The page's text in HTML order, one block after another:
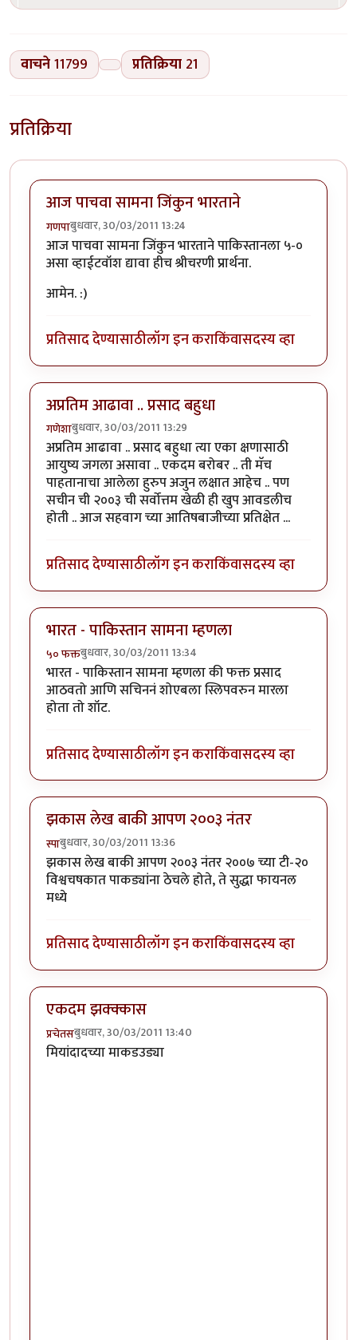
वाचने11799 प्रतिक्रिया 21
प्रतिक्रिया
आज पाचवा सामना जिंकुन भारताने
गणपाबुधवार, 30/03/2011 13:24
आज पाचवा सामना जिंकुन भारताने पाकिस्तानला ५-०
असा व्हाईटवॉश द्यावा हीच श्रीचरणी प्रार्थना.
आमेन. :)
प्रतिसाद देण्यासाठीलॉग इन कराकिंवासदस्य व्हा
अप्रतिम आढावा .. प्रसाद बहुधा
गणेशाबुधवार, 30/03/2011 13:29
अप्रतिम आढावा .. प्रसाद बहुधा त्या एका क्षणासाठी
आयुष्य जगला असावा .. एकदम बरोबर .. ती मॅच
पाहतानाचा आलेला हुरुप अजुन लक्षात आहेच .. पण
सचीन ची २००३ ची सर्वोत्तम खेळी ही खुप आवडलीच
होती .. आज सहवाग च्या आतिषबाजीच्या प्रतिक्षेत ...
प्रतिसाद देण्यासाठीलॉग इन कराकिंवासदस्य व्हा
भारत - पाकिस्तान सामना म्हणला
५० फक्तबुधवार, 30/03/2011 13:34
भारत - पाकिस्तान सामना म्हणला की फक्त प्रसाद
आठवतो आणि सचिननं शोएबला स्लिपवरुन मारला
होता तो शॉट.
प्रतिसाद देण्यासाठीलॉग इन कराकिंवासदस्य व्हा
झकास लेख बाकी आपण २००३ नंतर
स्पाबुधवार, 30/03/2011 13:36
झकास लेख बाकी आपण २००३ नंतर २००७ च्या टी-२०
विश्वचषकात पाकड्यांना ठेचले होते, ते सुद्धा फायनल
मध्ये
प्रतिसाद देण्यासाठीलॉग इन कराकिंवासदस्य व्हा
एकदम झक्क्कास
प्रचेतसबुधवार, 30/03/2011 13:40
मियांदादच्या माकडउड्या